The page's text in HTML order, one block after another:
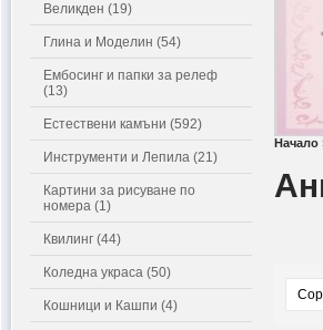
Великден (19)
Глина и Моделин (54)
Ембосинг и папки за релеф
(13)
Естествени камъни (592)
Инструменти и Лепила (21)
Картини за рисуване по
номера (1)
Квилинг (44)
Коледна украса (50)
Кошници и Кашпи (4)
Начало